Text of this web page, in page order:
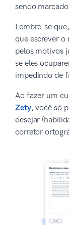
sendo
Lembre-se
que escrever o
pelos motivos
se eles
impedindo de
Ao fazer um
Zety, você só
desejar
corretor